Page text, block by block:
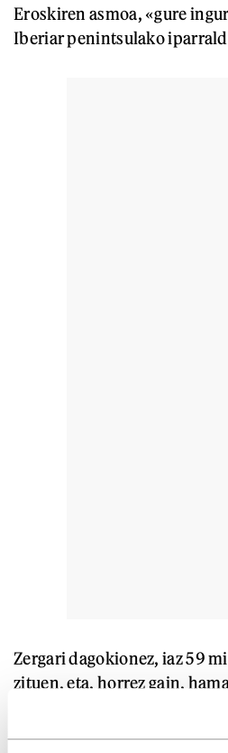
Eroskiren asmoa, «gure
Iberiar penintsulako
Zergari dagokionez, iaz 59
zituen, eta, horrez gain,
amortizazio gehigarri bat.
milioi eurokoa da, eta erdia